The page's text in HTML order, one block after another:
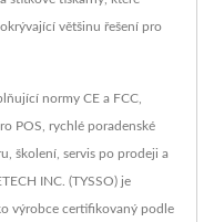
většinu řešení pro
normy CE a FCC,
POS, rychlé poradenské
školení, servis po prodeji a
INC. (TYSSO) je
výrobce certifikovaný podle